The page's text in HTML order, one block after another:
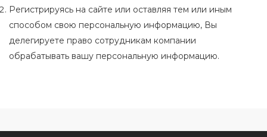
Регистрируясь на сайте или оставляя тем или иным
способом свою персональную информацию, Вы
делегируете право сотрудникам компании
обрабатывать вашу персональную информацию.